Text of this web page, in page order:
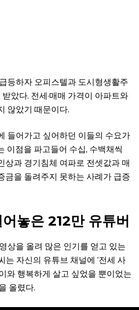
등하자 오피스텔과 도시형생활주
았다. 전세·매매 가격이 아파트와
않았기 때문이다.
들어가고 싶어하던 이들의 수요가
이점을 파고들어 수십, 수백채씩
상과 경기침체 여파로 전셋값과 매
금을 돌려주지 못하는 사례가 급증
놓은 212만 유튜버
상을 올려 많은 인기를 얻고 있는
는 자신의 유튜브 채널에 ‘전세 사
와 행복하게 살고 싶었을 뿐이었는
올렸다.